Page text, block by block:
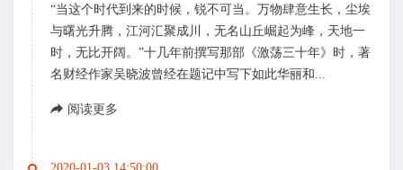
“当这个时代到来的时候，锐不可当。万物肆意生长，尘埃
与曙光升腾，江河汇聚成川，无名山丘崛起为峰，天地一
时，无比开阔。”十几年前撰写那部《激荡三十年》时，著
名财经作家吴晓波曾经在题记中写下如此华丽和...
阅读更多